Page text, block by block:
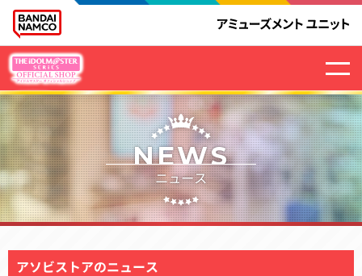
NEWS
ニュース
アソビストアのニュース